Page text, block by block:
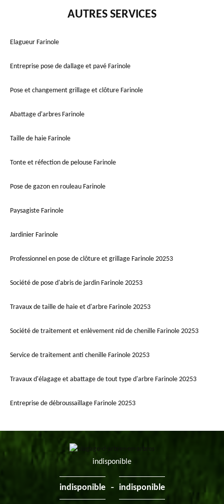
AUTRES SERVICES
Elagueur Farinole
Entreprise pose de dallage et pavé Farinole
Pose et changement grillage et clôture Farinole
Abattage d'arbres Farinole
Taille de haie Farinole
Tonte et réfection de pelouse Farinole
Pose de gazon en rouleau Farinole
Paysagiste Farinole
Jardinier Farinole
Professionnel en pose de clôture et grillage Farinole 20253
Société de pose d'abris de jardin Farinole 20253
Travaux de taille de haie et d'arbre Farinole 20253
Société de traitement et enlèvement nid de chenille Farinole 20253
Service de traitement anti chenille Farinole 20253
Travaux d'élagage et abattage de tout type d'arbre Farinole 20253
Entreprise de débroussaillage Farinole 20253
indisponible
indisponible - indisponible